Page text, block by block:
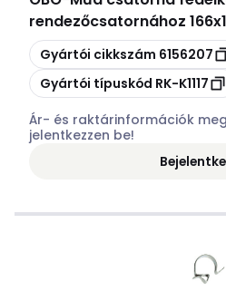
rendezőcsatornához
Másolás
Gyártói cikkszám 6156207
Másolás
Gyártói típuskód RK-K1117
Ár- és raktárinformációk
jelentkezzen be!